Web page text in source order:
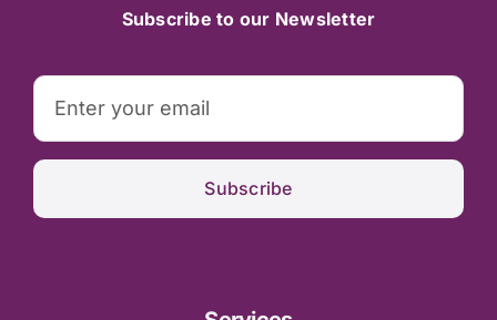
Subscribe to our Newsletter
Subscribe